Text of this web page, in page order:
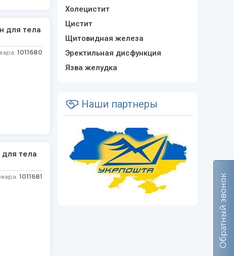
для тела
1011680
тела
1011681
Холецистит
Цистит
Щитовидная железа
Эректильная дисфункция
Язва желудка
Наши партнеры
Обратный звонок